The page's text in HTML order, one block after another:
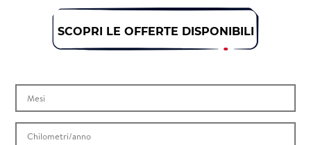
SCOPRI LE OFFERTE DISPONIBILI